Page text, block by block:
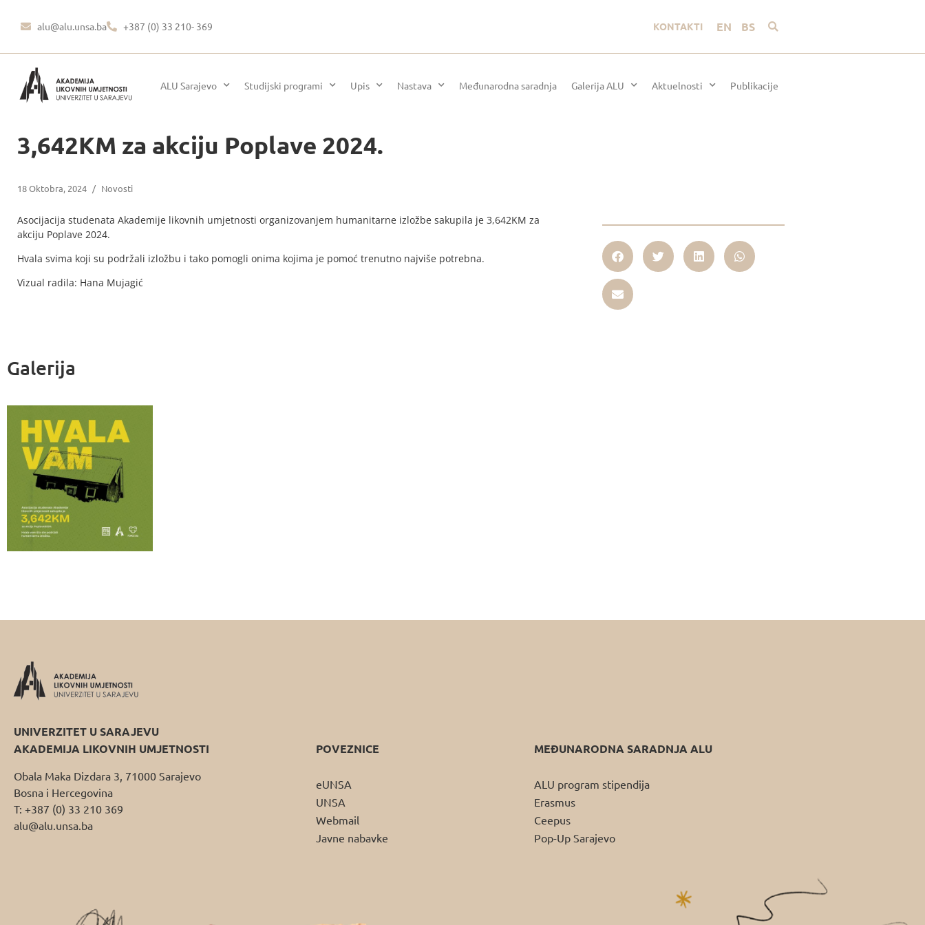
alu@alu.unsa.ba +387 (0) 33 210- 369 KONTAKTI EN BS
ALU Sarajevo Studijski programi Upis Nastava Međunarodna saradnja Galerija ALU Aktuelnosti Publikacije
3,642KM za akciju Poplave 2024.
18 Oktobra, 2024 / Novosti
Asocijacija studenata Akademije likovnih umjetnosti organizovanjem humanitarne izložbe sakupila je 3,642KM za
akciju Poplave 2024.
Hvala svima koji su podržali izložbu i tako pomogli onima kojima je pomoć trenutno najviše potrebna.
Vizual radila: Hana Mujagić
Galerija
UNIVERZITET U SARAJEVU
AKADEMIJA LIKOVNIH UMJETNOSTI
Obala Maka Dizdara 3, 71000 Sarajevo
Bosna i Hercegovina
T: +387 (0) 33 210 369
alu@alu.unsa.ba
POVEZNICE
eUNSA
UNSA
Webmail
Javne nabavke
MEĐUNARODNA SARADNJA ALU
ALU program stipendija
Erasmus
Ceepus
Pop-Up Sarajevo